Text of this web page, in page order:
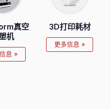
真空
机
息 »
3D打印耗材
更多信息 »